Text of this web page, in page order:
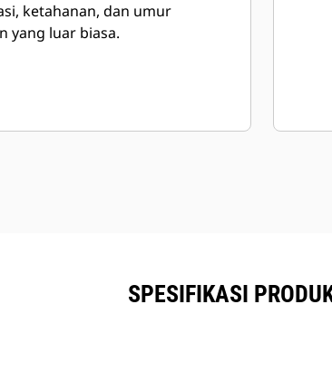
ketahanan, dan umur
yang luar biasa.
SPESIFIKASI